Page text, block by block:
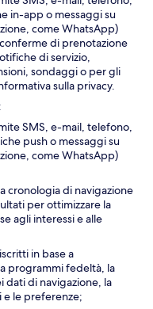
in-app o messaggi su
come WhatsApp)
di prenotazione
di servizio,
sondaggi o per gli
sulla privacy.
SMS, e-mail, telefono,
push o messaggi su
come WhatsApp)
cronologia di navigazione
per ottimizzare la
agli interessi e alle
in base a
programmi fedeltà, la
dati di navigazione, la
e le preferenze;